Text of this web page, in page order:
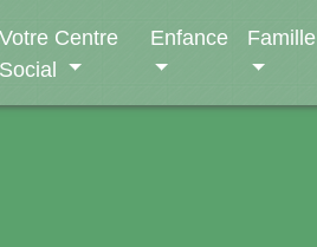
Votre Centre
Social
Enfance Famille